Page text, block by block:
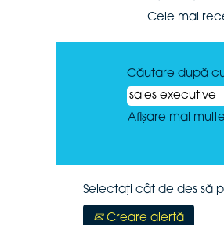
Cele mai
Căutare după
Afișare mai
Selectați cât de des să
Creare alertă